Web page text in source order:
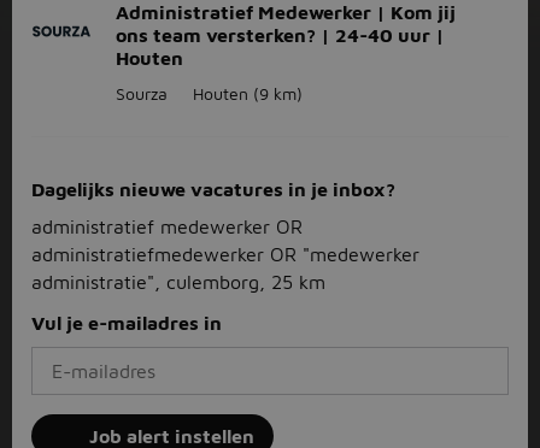
Administratief Medewerker | Kom jij
ons team versterken? | 24-40 uur |
Houten
Sourza Houten (9 km)
Dagelijks nieuwe vacatures in je inbox?
administratief medewerker OR
administratiefmedewerker OR "medewerker
administratie", culemborg, 25 km
Vul je e-mailadres in
Job alert instellen